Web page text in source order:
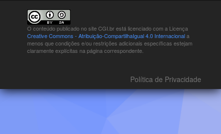
O conteúdo publicado no site CGI.br está licenciado com a Licença
Creative Commons - Atribuição-CompartilhaIgual 4.0 Internacionala
menos que condições e/ou restrições adicionais específicas estejam
claramente explícitas na página correspondente.
Política de Privacidade